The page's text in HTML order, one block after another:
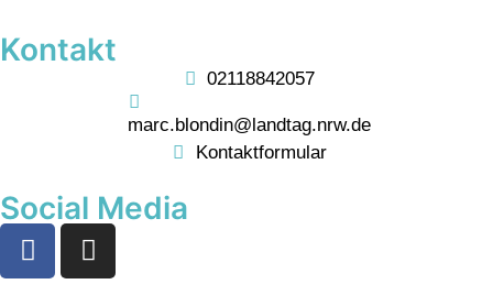
Kontakt
02118842057
marc.blondin@landtag.nrw.de
Kontaktformular
Social Media